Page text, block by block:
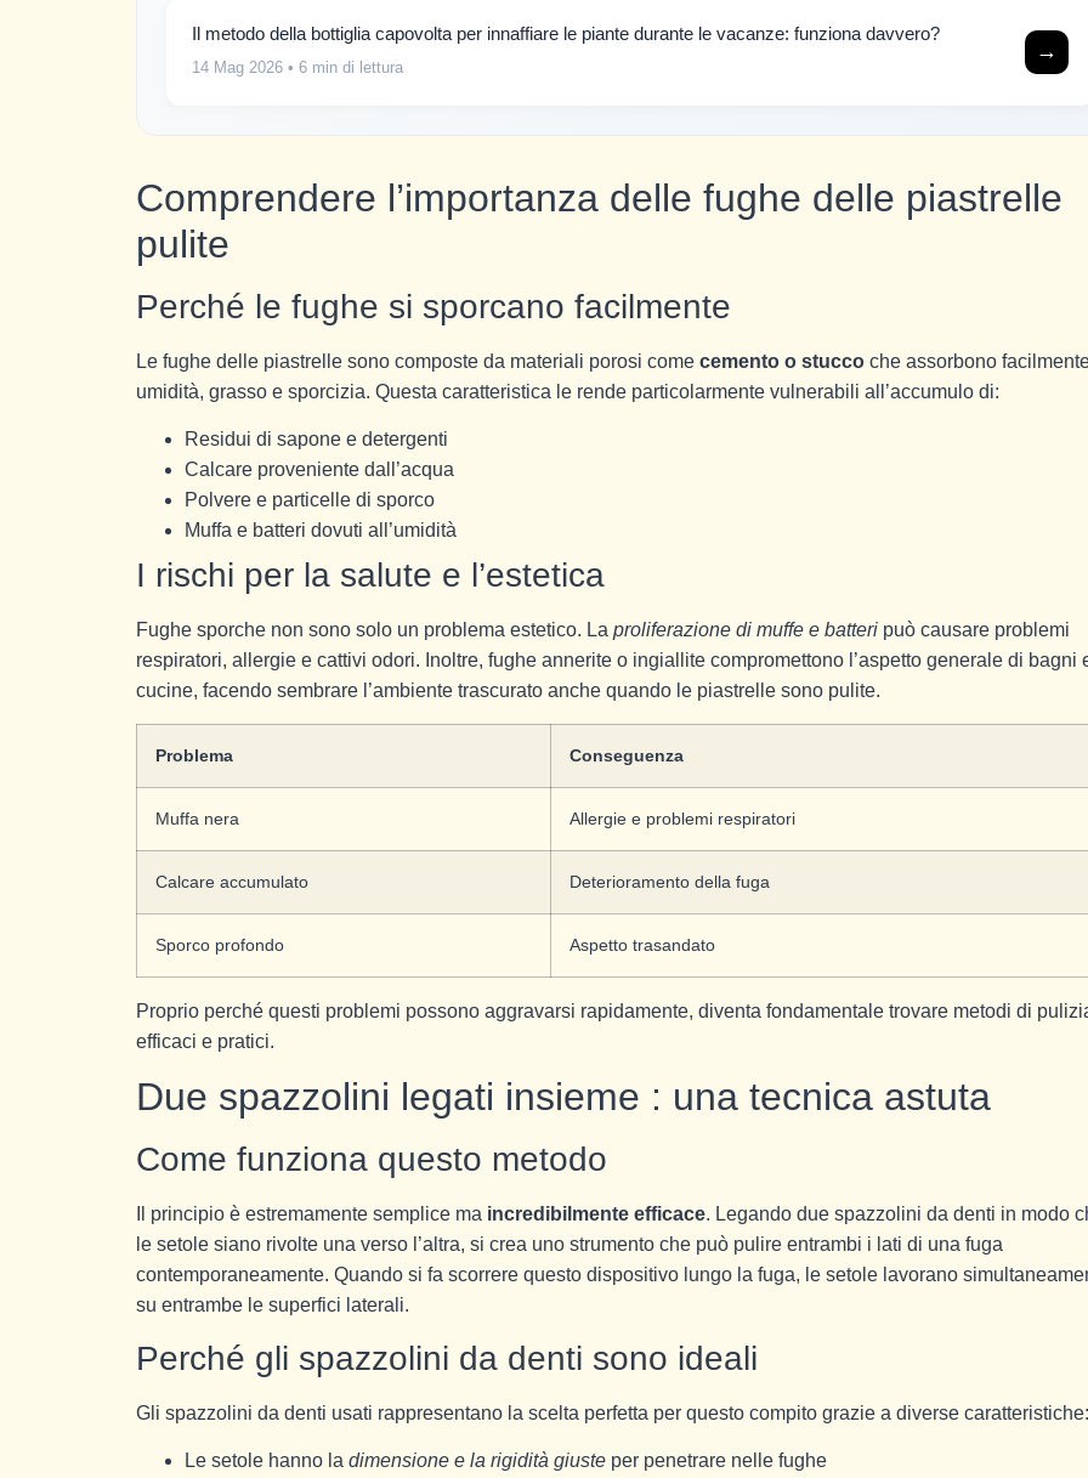
Il metodo della bottiglia capovolta per innaffiare le piante durante le vacanze: funziona davvero?
14 Mag 2026 • 6 min di lettura
→
Comprendere l’importanza delle fughe delle piastrelle
pulite
Perché le fughe si sporcano facilmente
Le fughe delle piastrelle sono composte da materiali porosi come cemento o stucco che assorbono
umidità, grasso e sporcizia. Questa caratteristica le rende particolarmente vulnerabili all’accumulo di:
Residui di sapone e detergenti
Calcare proveniente dall’acqua
Polvere e particelle di sporco
Muffa e batteri dovuti all’umidità
I rischi per la salute e l’estetica
Fughe sporche non sono solo un problema estetico. La proliferazione di muffe e batteri può causare problemi
respiratori, allergie e cattivi odori. Inoltre, fughe annerite o ingiallite compromettono l’aspetto generale di bagni
cucine, facendo sembrare l’ambiente trascurato anche quando le piastrelle sono pulite.
Problema Conseguenza
Muffa nera Allergie e problemi respiratori
Calcare accumulato Deterioramento della fuga
Sporco profondo Aspetto trasandato
Proprio perché questi problemi possono aggravarsi rapidamente, diventa fondamentale trovare metodi di
efficaci e pratici.
Due spazzolini legati insieme : una tecnica astuta
Come funziona questo metodo
Il principio è estremamente semplice ma incredibilmente efficace. Legando due spazzolini da denti in modo
le setole siano rivolte una verso l’altra, si crea uno strumento che può pulire entrambi i lati di una fuga
contemporaneamente. Quando si fa scorrere questo dispositivo lungo la fuga, le setole lavorano
su entrambe le superfici laterali.
Perché gli spazzolini da denti sono ideali
Gli spazzolini da denti usati rappresentano la scelta perfetta per questo compito grazie a diverse caratteristiche:
Le setole hanno la dimensione e la rigidità giuste per penetrare nelle fughe